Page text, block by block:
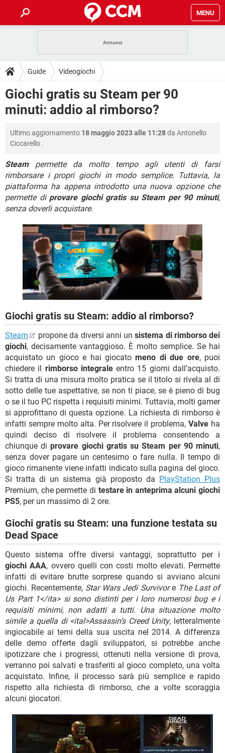
MENU
INTRATTENIMENTO
iOS WINDOWS 10
INSTAGRAM WHATSAPP
HARDWARE
GUIDE
COVID-19
INTRATTENIMENTO ANDROID
INSTAGRAM WHATSAPP
HARDWARE
DOWNLOAD
COVID-19 GAMING
iOS
INSTAGRAM
TIKTOK FACEBOOK
HARDWARE
FORUM
COVID-19 GAMING
iOS WINDOWS 10
INSTAGRAM WHATSAPP
TIKTOK FACEBOOK
GLOSSARIO
COVID-19
INTRATTENIMENTO ANDROID
iOS WINDOWS 10
INSTAGRAM
TIKTOK FACEBOOK
HARDWARE
Guide Videogiochi
Giochi gratis su Steam per 90
minuti: addio al rimborso?
Ultimo aggiornamento 18 maggio 2023 alle 11:28da Antonello
Ciccarello .
Steampermette da molto tempo agli utenti di farsi
rimborsare i propri giochi in modo semplice. Tuttavia, la
piattaforma ha appena introdotto una nuova opzione che
permette di provare giochi gratis su Steam per 90 minuti,
senza doverli acquistare.
Giochi gratis su Steam: addio al rimborso?
Steam propone da diversi anni unsistema di rimborso dei
giochi, decisamente vantaggioso. È molto semplice. Se hai
acquistato un gioco e hai giocatomeno di due ore, puoi
chiedere il rimborso integraleentro 15 giorni dall’acquisto.
Si tratta di una misura molto pratica se il titolo si rivela al di
sotto delle tue aspettative, se non ti piace, se è pieno di bug
o se il tuo PC rispetta i requisiti minimi. Tuttavia, molti gamer
si approfittano di questa opzione. La richiesta di rimborso è
infatti sempre molto alta. Per risolvere il problema,Valve ha
quindi deciso di risolvere il problema consentendo a
chiunque diprovare giochi gratis su Steam per 90 minuti,
senza dover pagare un centesimo o fare nulla. Il tempo di
gioco rimanente viene infatti indicato sulla pagina del gioco.
Si tratta di un sistema già proposto da PlayStation Plus
Premium, che permette di testare in anteprima alcuni giochi
PS5, per un massimo di 2 ore.
Giochi gratis su Steam: una funzione testata su
Dead Space
Questo sistema offre diversi vantaggi, soprattutto per i
giochi AAA, ovvero quelli con costi molto elevati. Permette
infatti di evitare brutte sorprese quando si avviano alcuni
giochi. Recentemente, Star Wars Jedi Survivore The Last of
Us Part 1</ita> si sono distinti per i loro numerosi bug e i
requisiti minimi, non adatti a tutti. Una situazione molto
simile a quella di <ital>Assassin’s Creed Unity, letteralmente
ingiocabile ai temi della sua uscita nel 2014. A differenza
delle demo offerte dagli sviluppatori, si potrebbe anche
ipotizzare che i progressi, ottenuti nella versione di prova,
verranno poi salvati e trasferiti al gioco completo, una volta
acquistato. Infine, il processo sarà più semplice e rapido
rispetto alla richiesta di rimborso, che a volte scoraggia
alcuni giocatori.